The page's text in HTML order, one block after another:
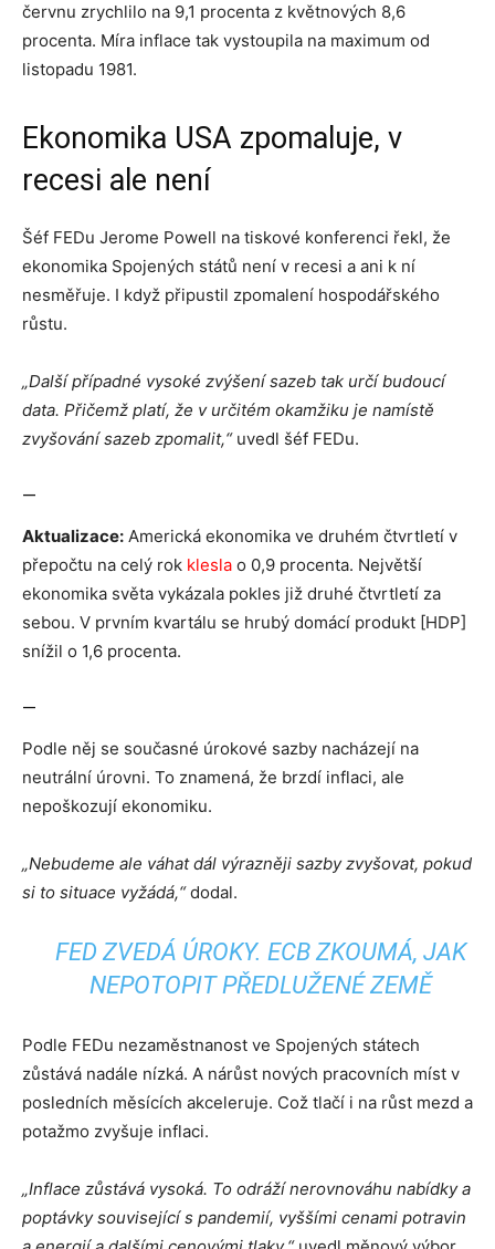
červnu zrychlilo na 9,1 procenta z květnových 8,6
procenta. Míra inflace tak vystoupila na maximum od
listopadu 1981.
Ekonomika USA zpomaluje, v
recesi ale není
Šéf FEDu Jerome Powell na tiskové konferenci řekl, že
ekonomika Spojených států není v recesi a ani k ní
nesměřuje. I když připustil zpomalení hospodářského
růstu.
„Další případné vysoké zvýšení sazeb tak určí budoucí
data. Přičemž platí, že v určitém okamžiku je namístě
zvyšování sazeb zpomalit,“ uvedl šéf FEDu.
—
Aktualizace: Americká ekonomika ve druhém čtvrtletí v
přepočtu na celý rok klesla o 0,9 procenta. Největší
ekonomika světa vykázala pokles již druhé čtvrtletí za
sebou. V prvním kvartálu se hrubý domácí produkt [HDP]
snížil o 1,6 procenta.
—
Podle něj se současné úrokové sazby nacházejí na
neutrální úrovni. To znamená, že brzdí inflaci, ale
nepoškozují ekonomiku.
„Nebudeme ale váhat dál výrazněji sazby zvyšovat, pokud
si to situace vyžádá,“dodal.
FED ZVEDÁ ÚROKY. ECB ZKOUMÁ, JAK
NEPOTOPIT PŘEDLUŽENÉ ZEMĚ
Podle FEDu nezaměstnanost ve Spojených státech
zůstává nadále nízká. A nárůst nových pracovních míst v
posledních měsících akceleruje. Což tlačí i na růst mezd a
potažmo zvyšuje inflaci.
„Inflace zůstává vysoká. To odráží nerovnováhu nabídky a
poptávky související s pandemií, vyššími cenami potravin